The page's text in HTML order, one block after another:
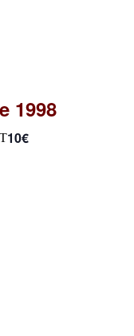
1998
10€